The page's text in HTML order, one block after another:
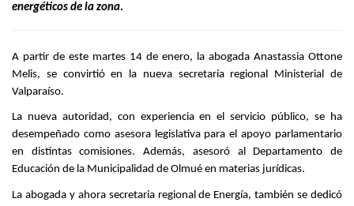
energéticos de la zona.
A partir de este martes 14 de enero, la abogada Anastassia Ottone
Melis, se convirtió en la nueva secretaria regional Ministerial de
Valparaíso.
La nueva autoridad, con experiencia en el servicio público, se ha
desempeñado como asesora legislativa para el apoyo parlamentario
en distintas comisiones. Además, asesoró al Departamento de
Educación de la Municipalidad de Olmué en materias jurídicas.
La abogada y ahora secretaria regional de Energía, también se dedicó